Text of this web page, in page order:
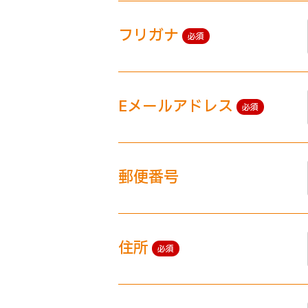
フリガナ 必須
Eメールアドレス 必須
郵便番号
住所 必須